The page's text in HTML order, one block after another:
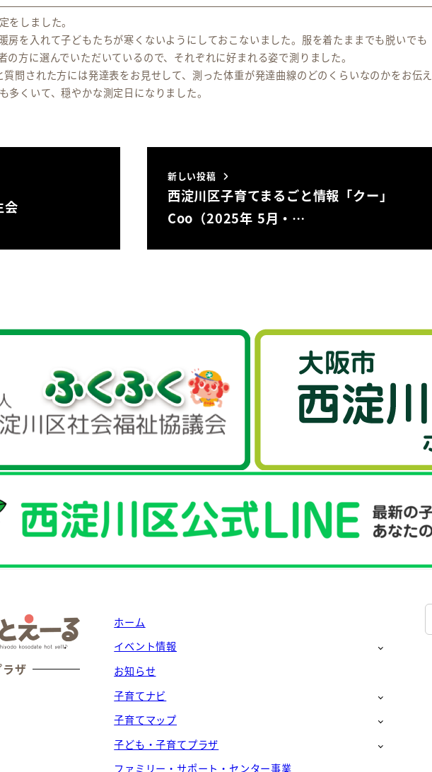
をしました。
房を入れて子どもたちが寒くないようにしておこないました。服を着たままでも脱いでも
の方に選んでいただいているので、それぞれに好まれる姿で測りました。
質問された方には発達表をお見せして、測った体重が発達曲線のどのくらいなのかをお伝え
多くいて、穏やかな測定日になりました。
会
新しい投稿
西淀川区子育てまるごと情報「クー」
Coo（2025年 5月・…
ザ
ホーム
イベント情報
お知らせ
子育てナビ
子育てマップ
子ども・子育てプラザ
ファミリー・サポート・センター事業
検
索